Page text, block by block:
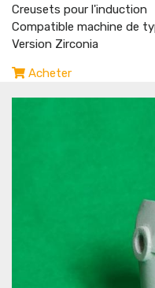
Creusets pour l'induction
Compatible machine de
Version Zirconia
Acheter